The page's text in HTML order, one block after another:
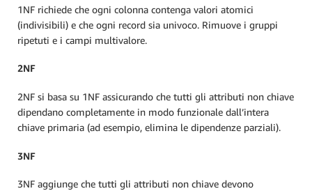
1NF richiede che ogni colonna contenga valori atomici
(indivisibili) e che ogni record sia univoco. Rimuove i gruppi
ripetuti e i campi multivalore.
2NF
2NF si basa su 1NF assicurando che tutti gli attributi non chiave
dipendano completamente in modo funzionale dall’intera
chiave primaria (ad esempio, elimina le dipendenze parziali).
3NF
3NF aggiunge che tutti gli attributi non chiave devono